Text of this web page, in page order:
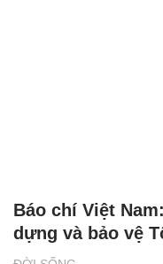
Báo chí Việt
dựng và bảo vệ